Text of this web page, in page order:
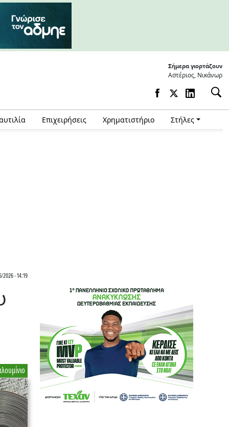
Σήμερα γιορτάζουν
Αστέριος, Νικάνωρ
Επιχειρήσεις Χρηματιστήριο Στήλες
2026 - 14:19